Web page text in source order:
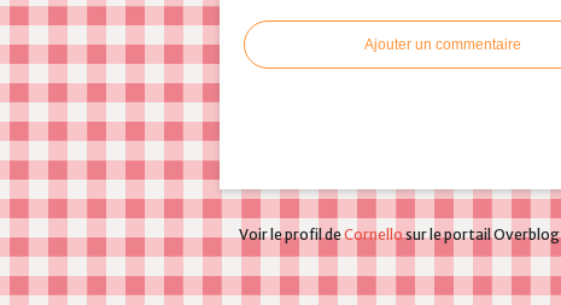
Ajouter un commentaire
Voir le profil deCornellosur le portail Overblog